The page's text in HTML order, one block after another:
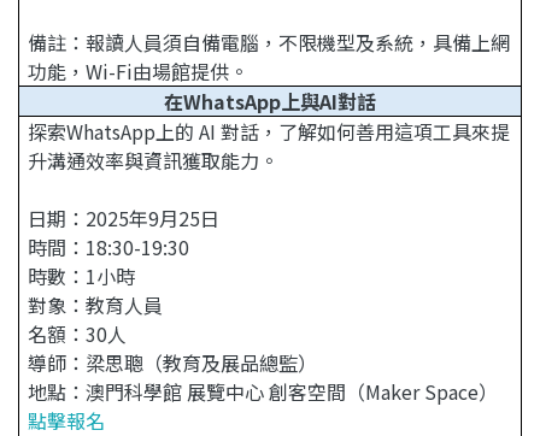
備註：報讀人員須自備電腦，不限機型及系統，具備上網
功能，Wi-Fi由場館提供。
在WhatsApp上與AI對話
探索WhatsApp上的 AI 對話，了解如何善用這項工具來提
升溝通效率與資訊獲取能力。
日期：2025年9月25日
時間：18:30-19:30
時數：1小時
對象：教育人員
名額：30人
導師：梁思聰（教育及展品總監）
地點：澳門科學館 展覽中心 創客空間（Maker Space）
點擊報名